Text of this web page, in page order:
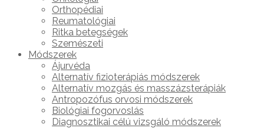
Orthopédiai
Reumatológiai
Ritka betegségek
Szemészeti
Módszerek
Ájurvéda
Alternatív fizioterápiás módszerek
Alternatív mozgás és masszázsterápiák
Antropozófus orvosi módszerek
Biológiai fogorvoslás
Diagnosztikai célú vizsgáló módszerek